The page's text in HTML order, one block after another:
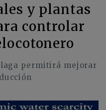
y plantas
controlar
permitirá mejorar